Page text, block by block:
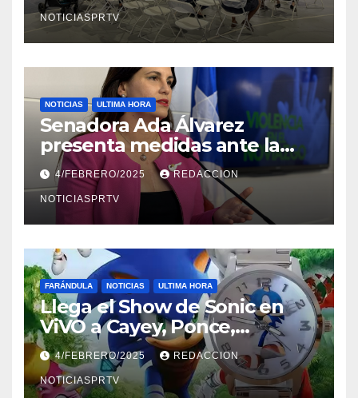
NOTICIASPRTV
NOTICIAS ULTIMA HORA
Senadora Ada Álvarez
presenta medidas ante la
violencia en el noviazgo
4/FEBRERO/2025 REDACCION
NOTICIASPRTV
FARÁNDULA NOTICIAS ULTIMA HORA
Llega el Show de Sonic en
ViVO a Cayey, Ponce,
Barceloneta y Humacao,
Relojes gratis para el que
compre ahora….
4/FEBRERO/2025 REDACCION
NOTICIASPRTV